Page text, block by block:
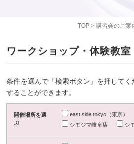
TOP> 講習会のご案
ワークショップ・体験教室
条件を選んで「検索ボタン」を押して
することができます。
開催場所を選
ぶ
east side tokyo（東京）
シモジマ岐阜店
シ